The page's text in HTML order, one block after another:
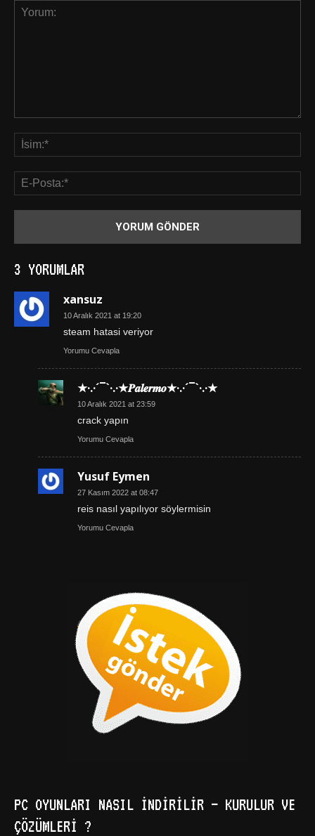
3 YORUMLAR
xansuz
10 Aralık 2021 at 19:20
steam hatasi veriyor
Yorumu Cevapla
★·.·´¯`·.·★𝑷𝒂𝒍𝒆𝒓𝒎𝒐★·.·´¯`·.·★
10 Aralık 2021 at 23:59
crack yapın
Yorumu Cevapla
Yusuf Eymen
27 Kasım 2022 at 08:47
reis nasıl yapılıyor söylermisin
Yorumu Cevapla
PC OYUNLARI NASIL İNDIRILIR – KURULUR VE
ÇÖZÜMLERI ?